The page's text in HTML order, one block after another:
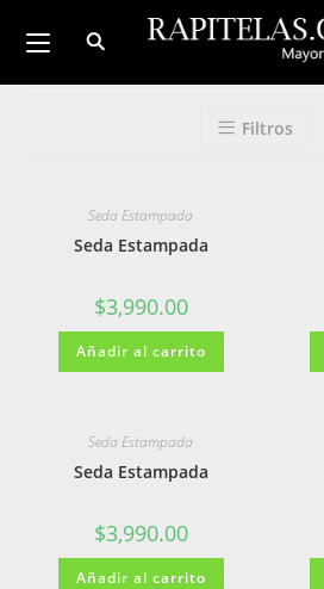
Filtros
Seda Estampada
Seda Estampada
$3,990.00
Añadir al carrito
Seda Estampada
Seda Estampada
$3,990.00
Añadir al carrito